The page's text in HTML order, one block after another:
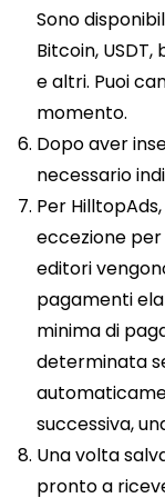
Sono
Bitcoin,
e altri. Puoi
momento.
Dopo aver
necessario
Per
eccezione
editori
pagamenti
minima di
determinata
successiva,
Una volta
pronto a